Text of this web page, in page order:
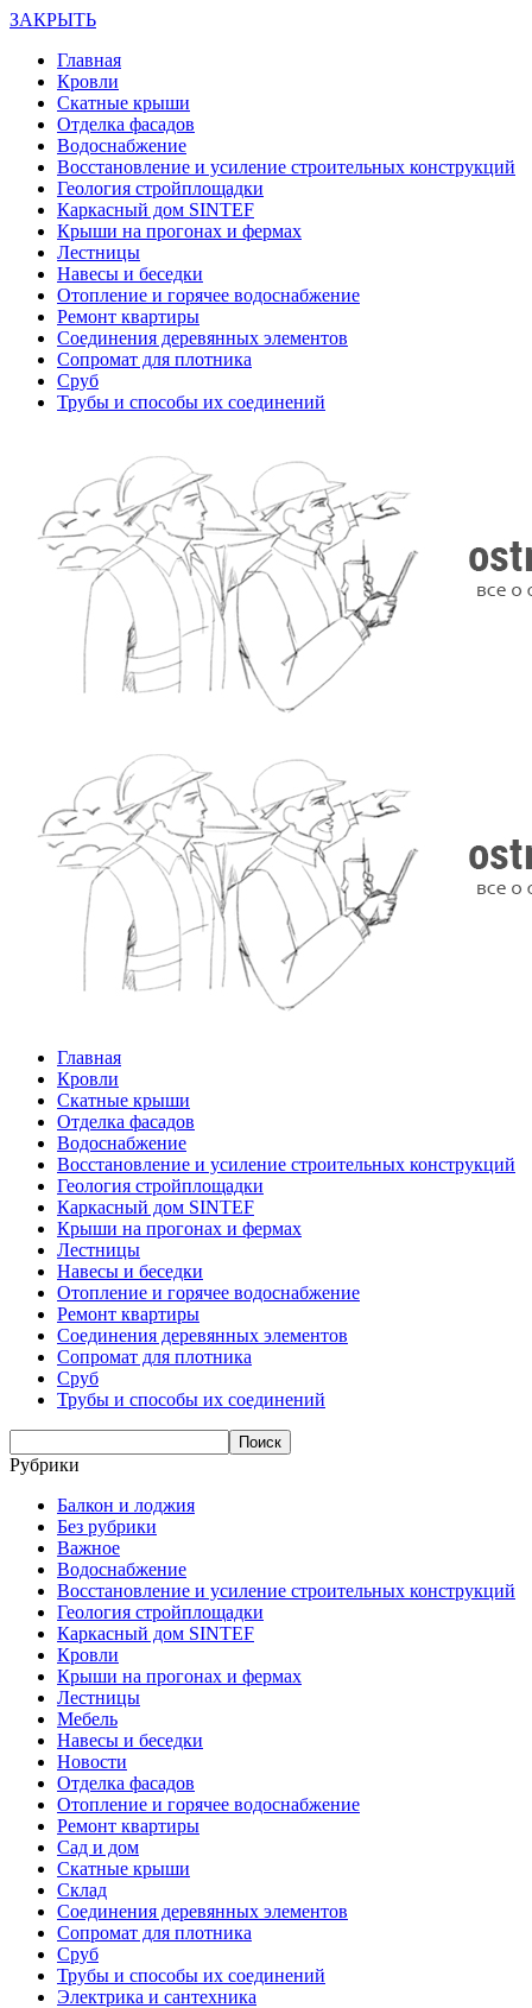
ЗАКРЫТЬ
Главная
Кровли
Скатные крыши
Отделка фасадов
Водоснабжение
Восстановление и усиление строительных конструкций
Геология стройплощадки
Каркасный дом SINTEF
Крыши на прогонах и фермах
Лестницы
Навесы и беседки
Отопление и горячее водоснабжение
Ремонт квартиры
Соединения деревянных элементов
Сопромат для плотника
Сруб
Трубы и способы их соединений
Главная
Кровли
Скатные крыши
Отделка фасадов
Водоснабжение
Восстановление и усиление строительных конструкций
Геология стройплощадки
Каркасный дом SINTEF
Крыши на прогонах и фермах
Лестницы
Навесы и беседки
Отопление и горячее водоснабжение
Ремонт квартиры
Соединения деревянных элементов
Сопромат для плотника
Сруб
Трубы и способы их соединений
Рубрики
Балкон и лоджия
Без рубрики
Важное
Водоснабжение
Восстановление и усиление строительных конструкций
Геология стройплощадки
Каркасный дом SINTEF
Кровли
Крыши на прогонах и фермах
Лестницы
Мебель
Навесы и беседки
Новости
Отделка фасадов
Отопление и горячее водоснабжение
Ремонт квартиры
Сад и дом
Скатные крыши
Склад
Соединения деревянных элементов
Сопромат для плотника
Сруб
Трубы и способы их соединений
Электрика и сантехника